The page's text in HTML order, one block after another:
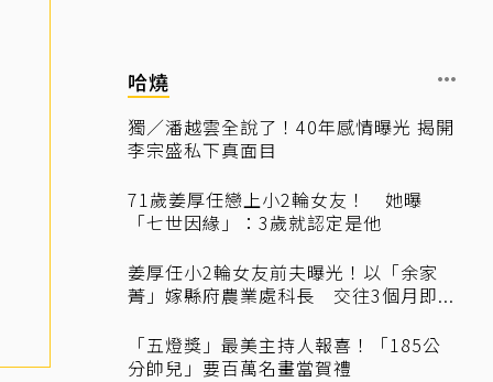
哈燒
獨／潘越雲全說了！40年感情曝光 揭開
李宗盛私下真面目
71歲姜厚任戀上小2輪女友！ 她曝
「七世因緣」：3歲就認定是他
姜厚任小2輪女友前夫曝光！以「余家
菁」嫁縣府農業處科長 交往3個月即...
「五燈獎」最美主持人報喜！「185公
分帥兒」要百萬名畫當賀禮